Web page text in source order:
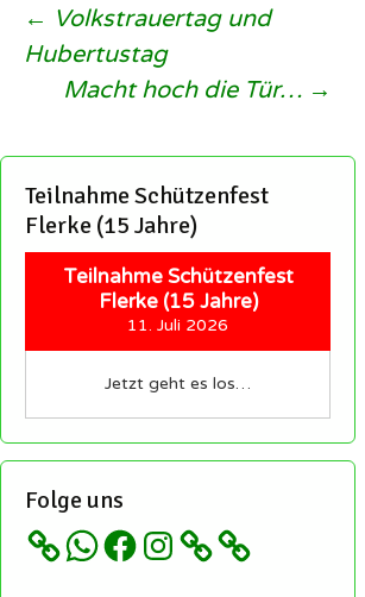
← Volkstrauertag und
Hubertustag
Macht hoch die Tür… →
Teilnahme Schützenfest
Flerke (15 Jahre)
Teilnahme Schützenfest
Flerke (15 Jahre)
11. Juli 2026
Jetzt geht es los…
Folge uns
WhatsApp
FacebookInstagram